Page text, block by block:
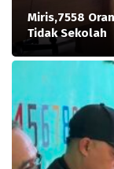
Miris,7558
Tidak Sekolah